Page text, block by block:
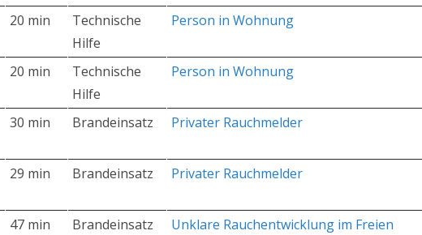
20 min
Technische
Hilfe
Person in Wohnung
20 min
Technische
Hilfe
Person in Wohnung
30 min Brandeinsatz Privater Rauchmelder
29 min Brandeinsatz Privater Rauchmelder
47 min Brandeinsatz Unklare Rauchentwicklung im Freien